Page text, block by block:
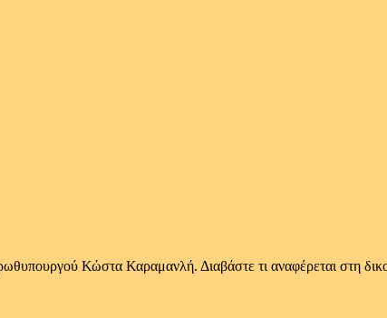
Κώστα Καραμανλή. Διαβάστε τι αναφέρεται στη